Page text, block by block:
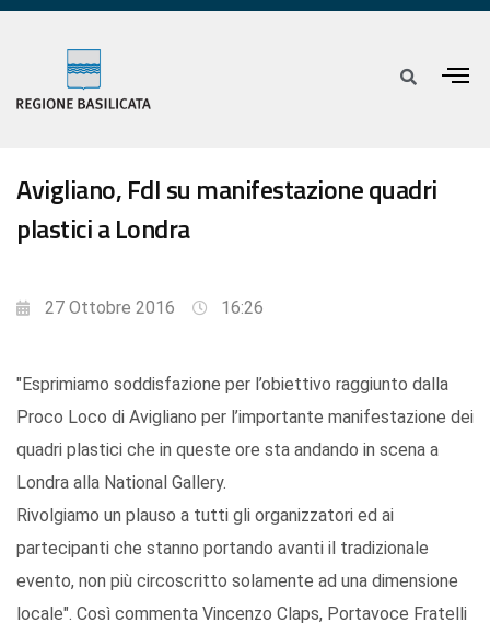
Avigliano, FdI su manifestazione quadri
plastici a Londra
27 Ottobre 2016 16:26
"Esprimiamo soddisfazione per l’obiettivo raggiunto dalla
Proco Loco di Avigliano per l’importante manifestazione dei
quadri plastici che in queste ore sta andando in scena a
Londra alla National Gallery.
Rivolgiamo un plauso a tutti gli organizzatori ed ai
partecipanti che stanno portando avanti il tradizionale
evento, non più circoscritto solamente ad una dimensione
locale". Così commenta Vincenzo Claps, Portavoce Fratelli